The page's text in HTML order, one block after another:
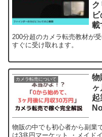
ク
載
200分超のカメラ転売教材が
すぐに受け取れます。
カメラ転売について
物
ヶ
起
物販の中でも初心者から副業
は3兆円マーケット ・メイド